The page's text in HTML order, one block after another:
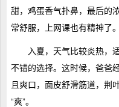
甜，鸡蛋香气扑鼻，最后的
常舒服，上网课也有精神了。
入夏，天气比较炎热，
不错的选择。这时候，爸爸
且爽口，面皮舒滑筋道，
“爽”。